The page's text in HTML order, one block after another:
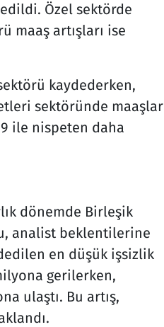
Özel sektörde
maaş artışları ise
kaydederken,
sektöründe maaşlar
ile nispeten daha
dönemde Birleşik
analist beklentilerine
en düşük işsizlik
gerilerken,
ulaştı. Bu artış,